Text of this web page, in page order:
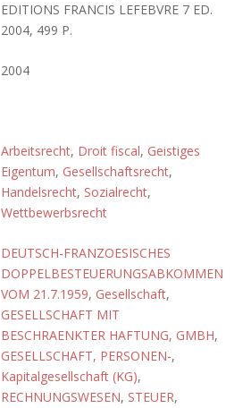
EDITIONS FRANCIS LEFEBVRE 7 ED.
2004, 499 P.
2004
Arbeitsrecht, Droit fiscal, Geistiges
Eigentum, Gesellschaftsrecht,
Handelsrecht, Sozialrecht,
Wettbewerbsrecht
DEUTSCH-FRANZOESISCHES
DOPPELBESTEUERUNGSABKOMMEN
VOM 21.7.1959, Gesellschaft,
GESELLSCHAFT MIT
BESCHRAENKTER HAFTUNG, GMBH,
GESELLSCHAFT, PERSONEN-,
Kapitalgesellschaft (KG),
RECHNUNGSWESEN, STEUER,